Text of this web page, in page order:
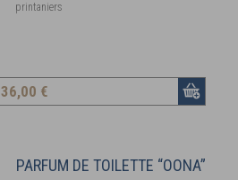
printaniers
36,00 €
PARFUM DE TOILETTE “OONA”